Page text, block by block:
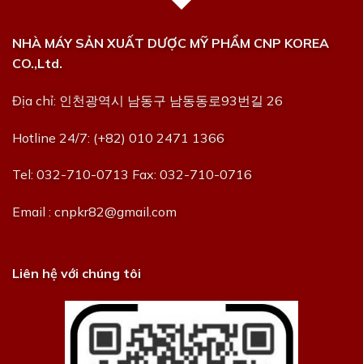
NHÀ MÁY SẢN XUẤT DƯỢC MỸ PHẨM CNP KOREA
CO.,Ltd.
Địa chỉ: 인천광역시 남동구 남동동로93번길 26
Hotline 24/7: (+82) 010 2471 1366
Tel: 032-710-0713 Fax: 032-710-0716
Email : cnpkr82@gmail.com
Liên hệ với chúng tôi